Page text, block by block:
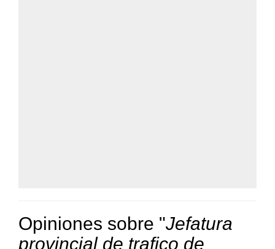
Opiniones sobre "Jefatura
provincial de trafico de